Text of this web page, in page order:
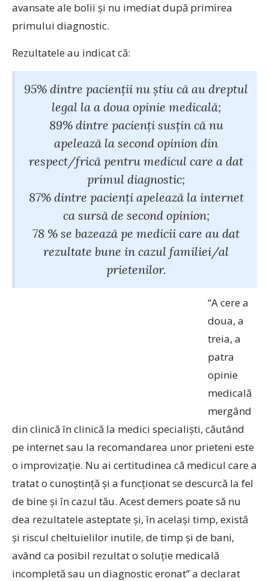
avansate ale bolii și nu imediat după primirea
primului diagnostic.
Rezultatele au indicat că:
95% dintre pacienții nu știu că au dreptul
legal la a doua opinie medicală;
89% dintre pacienți susțin că nu
apelează la second opinion din
respect/frică pentru medicul care a dat
primul diagnostic;
87% dintre pacienți apelează la internet
ca sursă de second opinion;
78 % se bazează pe medicii care au dat
rezultate bune in cazul familiei/al
prietenilor.
“A cere a
doua, a
treia, a
patra
opinie
medicală
mergând
din clinică în clinică la medici specialiști, căutând
pe internet sau la recomandarea unor prieteni este
o improvizație. Nu ai certitudinea că medicul care a
tratat o cunoștință și a funcționat se descurcă la fel
de bine și în cazul tău. Acest demers poate să nu
dea rezultatele asteptate și, în același timp, există
și riscul cheltuielilor inutile, de timp și de bani,
având ca posibil rezultat o soluție medicală
incompletă sau un diagnostic eronat” a declarat